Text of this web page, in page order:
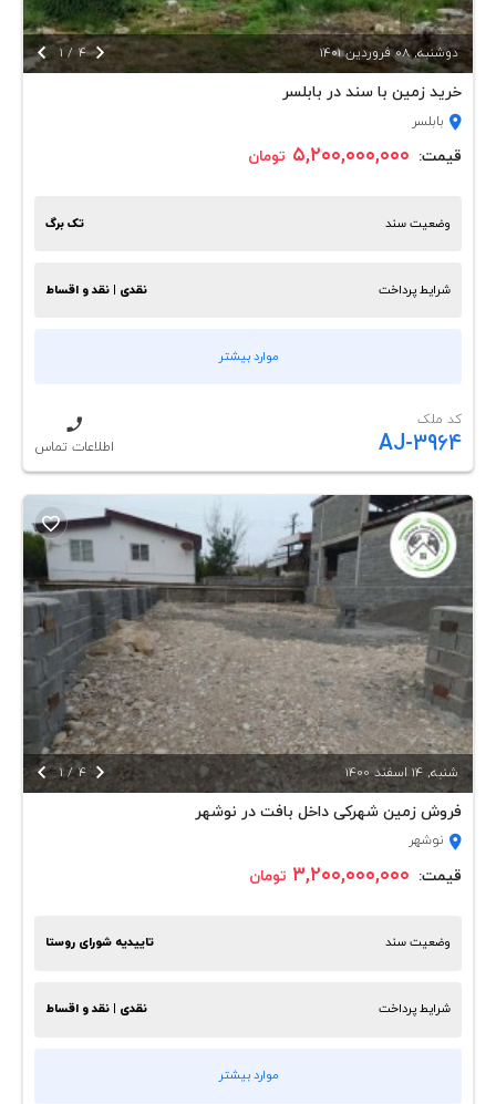
  دوشنبه, 08 فروردين 1401 4
/
1
خرید زمین با سند در بابلسر
بابلسر
قیمت: ۵,۲۰۰,۰۰۰,۰۰۰ تومان
تک برگ وضعیت سند
نقدی | نقد و اقساط شرایط پرداخت
موارد بیشتر
کد ملک
AJ-3964 اطلاعات تماس
  شنبه, 14 اسفند 1400 4
/
1
فروش زمین شهرکی داخل بافت در نوشهر
نوشهر
قیمت: ۳,۲۰۰,۰۰۰,۰۰۰ تومان
تاییدیه شورای روستا وضعیت سند
نقدی | نقد و اقساط شرایط پرداخت
موارد بیشتر